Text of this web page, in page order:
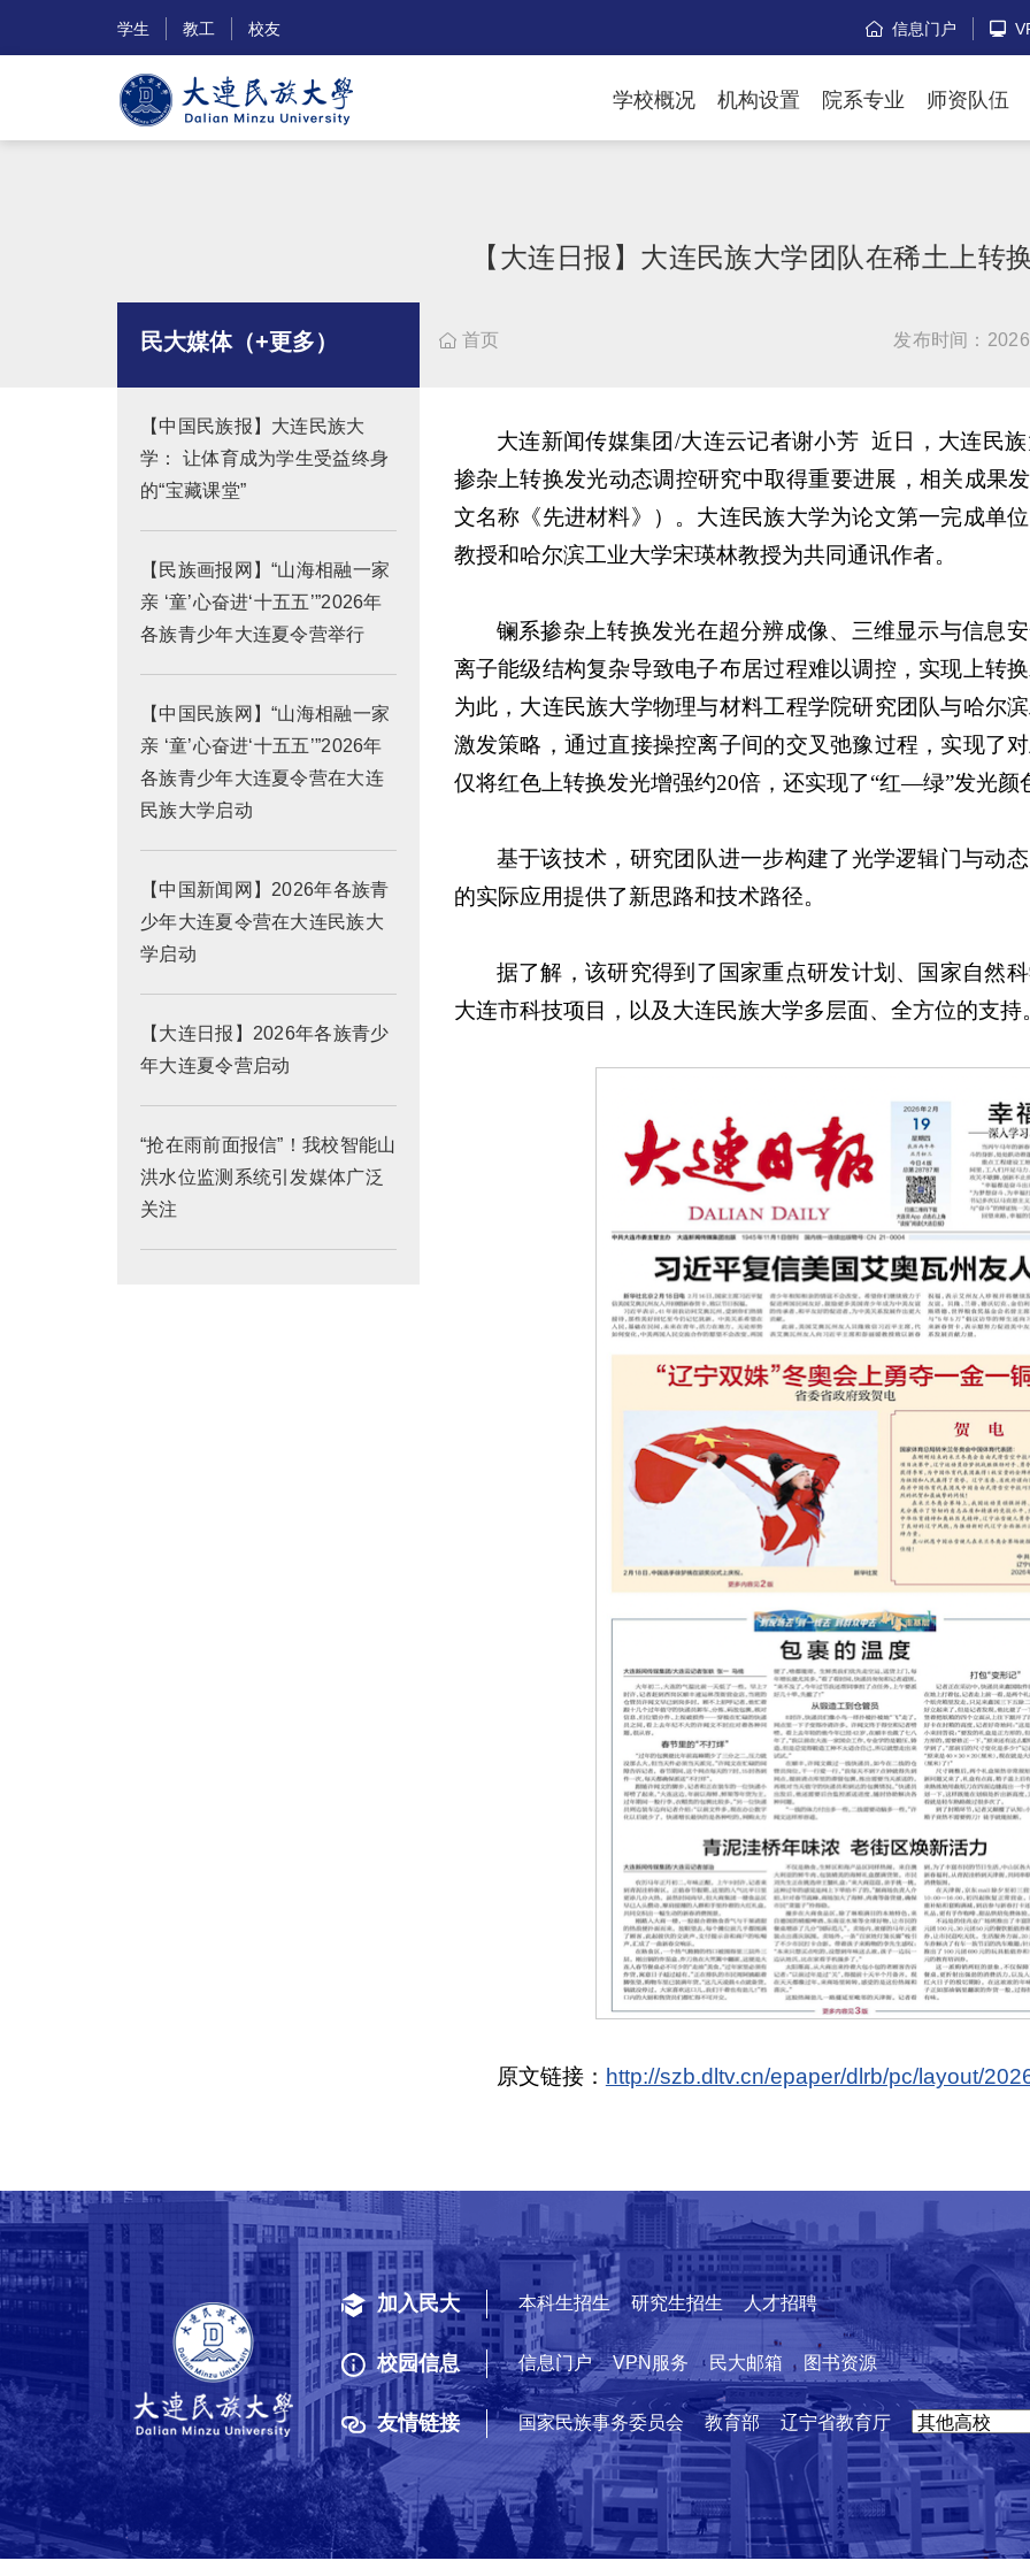
学生 教工 校友  信息门户 
学校概况 机构设置 院系专业 师资队伍
【大连日报】大连民族大学团队在稀土上转
 首页 发布时间：
民大媒体（+更多）
【中国民族报】大连民族大
学： 让体育成为学生受益终身
的“宝藏课堂”
【民族画报网】“山海相融一家
亲 ‘童’心奋进‘十五五’”2026年
各族青少年大连夏令营举行
【中国民族网】“山海相融一家
亲 ‘童’心奋进‘十五五’”2026年
各族青少年大连夏令营在大连
民族大学启动
【中国新闻网】2026年各族青
少年大连夏令营在大连民族大
学启动
【大连日报】2026年各族青少
年大连夏令营启动
“抢在雨前面报信”！我校智能山
洪水位监测系统引发媒体广泛
关注
大连新闻传媒集团/大连云记者谢小芳 近日，大连民
掺杂上转换发光动态调控研究中取得重要进展，相关成果
文名称《先进材料》）。大连民族大学为论文第一完成单
教授和哈尔滨工业大学宋瑛林教授为共同通讯作者。
镧系掺杂上转换发光在超分辨成像、三维显示与信息
离子能级结构复杂导致电子布居过程难以调控，实现上转
为此，大连民族大学物理与材料工程学院研究团队与哈尔
激发策略，通过直接操控离子间的交叉弛豫过程，实现了
仅将红色上转换发光增强约20倍，还实现了“红—绿”发光颜
基于该技术，研究团队进一步构建了光学逻辑门与动
的实际应用提供了新思路和技术路径。
据了解，该研究得到了国家重点研发计划、国家自然
大连市科技项目，以及大连民族大学多层面、全方位的支持
原文链接： http://szb.dltv.cn/epaper/dlrb/pc/layout/
加入民大 本科生招生 研究生招生 人才招聘
校园信息 信息门户 VPN服务 民大邮箱 图书资源
友情链接 国家民族事务委员会 教育部 辽宁省教育厅